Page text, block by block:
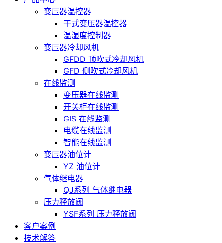
变压器温控器
干式变压器温控器
温湿度控制器
变压器冷却风机
GFDD 顶吹式冷却风机
GFD 侧吹式冷却风机
在线监测
变压器在线监测
开关柜在线监测
GIS 在线监测
电缆在线监测
智能在线监测
变压器油位计
YZ 油位计
气体继电器
QJ系列 气体继电器
压力释放阀
YSF系列 压力释放阀
客户案例
技术解答